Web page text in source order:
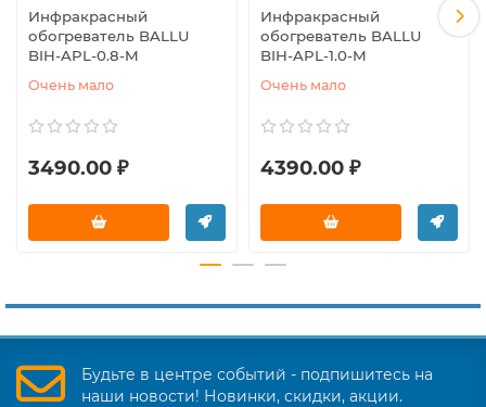
Инфракрасный
обогреватель BALLU
BIH-APL-0.8-M
Очень мало
3490.00 ₽
Инфракрасный
обогреватель BALLU
BIH-APL-1.0-M
Очень мало
4390.00 ₽
Будьте в центре событий - подпишитесь на
наши новости! Новинки, скидки, акции.